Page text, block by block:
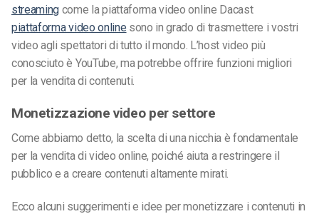
streaming come la piattaforma video online Dacast
piattaforma video online sono in grado di trasmettere i vostri
video agli spettatori di tutto il mondo. L’host video più
conosciuto è YouTube, ma potrebbe offrire funzioni migliori
per la vendita di contenuti.
Monetizzazione video per settore
Come abbiamo detto, la scelta di una nicchia è fondamentale
per la vendita di video online, poiché aiuta a restringere il
pubblico e a creare contenuti altamente mirati.
Ecco alcuni suggerimenti e idee per monetizzare i contenuti in